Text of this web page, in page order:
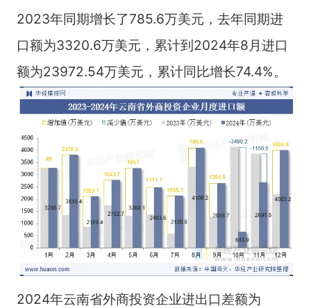
2023年同期增长了785.6万美元，去年同期进
口额为3320.6万美元，累计到2024年8月进口
额为23972.54万美元，累计同比增长74.4%。
2024年云南省外商投资企业进出口差额为